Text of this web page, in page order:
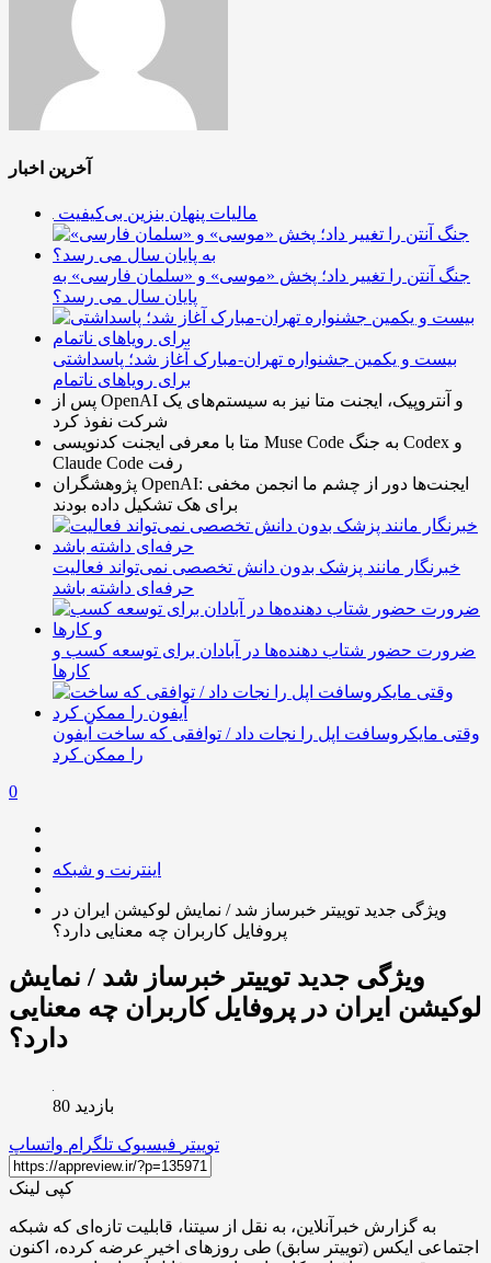
آخرین اخبار
مالیات پنهان بنزین بی‌کیفیت
جنگ آنتن را تغییر داد؛ پخش «موسی» و «سلمان فارسی» به
پایان سال می رسد؟
بیست و یکمین جشنواره تهران-مبارک آغاز شد؛ پاسداشتی
برای رویاهای ناتمام
پس از OpenAI و آنتروپیک، ایجنت متا نیز به سیستم‌های یک
شرکت نفوذ کرد
متا با معرفی ایجنت کدنویسی Muse Code به جنگ Codex و
Claude Code رفت
پژوهشگران OpenAI: ایجنت‌ها دور از چشم ما انجمن مخفی
برای هک تشکیل داده بودند
خبرنگار مانند پزشک بدون دانش تخصصی نمی‌تواند فعالیت
حرفه‌ای داشته باشد
ضرورت حضور شتاب ‌دهنده‌ها در آبادان برای توسعه کسب‌ و
کارها
وقتی مایکروسافت اپل را نجات داد / توافقی که ساخت آیفون
را ممکن کرد
0
اینترنت و شبکه
ویژگی جدید توییتر خبرساز شد / نمایش لوکیشن ایران در
پروفایل کاربران چه معنایی دارد؟
ویژگی جدید توییتر خبرساز شد / نمایش
لوکیشن ایران در پروفایل کاربران چه معنایی
دارد؟
بازدید 80
توییتر فیسبوک تلگرام واتساپ
کپی لینک
به گزارش خبرآنلاین، به نقل از سیتنا، قابلیت تازه‌ای که شبکه
اجتماعی ایکس (توییتر سابق) طی روزهای اخیر عرضه کرده، اکنون